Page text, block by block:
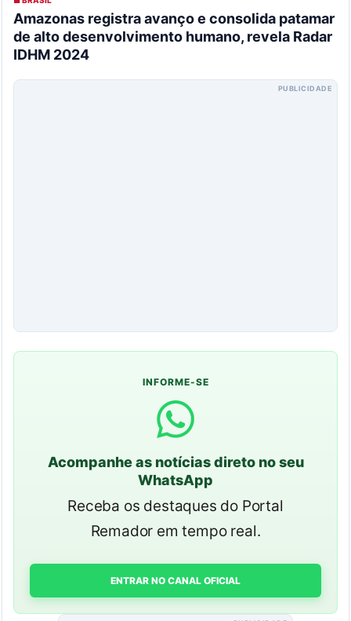
Amazonas registra avanço e consolida patamar
de alto desenvolvimento humano, revela Radar
IDHM 2024
PUBLICIDADE
INFORME-SE
Acompanhe as notícias direto no seu
WhatsApp
Receba os destaques do Portal
Remador em tempo real.
ENTRAR NO CANAL OFICIAL